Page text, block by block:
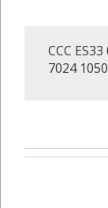
CCC
7024